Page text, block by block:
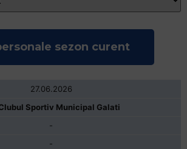
sezon curent
27.06.2026
Sportiv Municipal Galati
-
-